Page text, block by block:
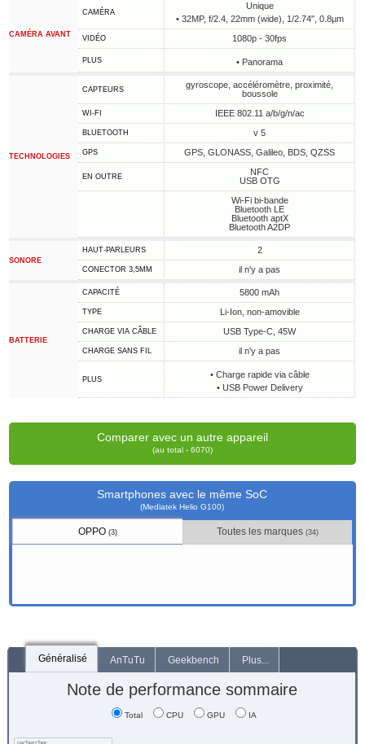
CAMÉRA AVANT
CAMÉRA
Unique
• 32MP, f/2.4, 22mm (wide), 1/2.74", 0.8µm
VIDÉO 1080p - 30fps
PLUS • Panorama
TECHNOLOGIES
CAPTEURS
gyroscope, accéléromètre, proximité,
boussole
WI-FI IEEE 802.11 a/b/g/n/ac
BLUETOOTH v 5
GPS GPS, GLONASS, Galileo, BDS, QZSS
EN OUTRE
NFC
USB OTG
Wi-Fi bi-bande
Bluetooth LE
Bluetooth aptX
Bluetooth A2DP
SONORE
HAUT-PARLEURS 2
CONECTOR 3,5MM il n'y a pas
BATTERIE
CAPACITÉ 5800 mAh
TYPE Li-Ion, non-amovible
CHARGE VIA CÂBLE USB Type-C, 45W
CHARGE SANS FIL il n'y a pas
PLUS
• Charge rapide via câble
• USB Power Delivery
Comparer avec un autre appareil
(au total - 6070)
Smartphones avec le même SoC
(Mediatek Helio G100)
OPPO(3) Toutes les marques(34)
Généralisé AnTuTu Geekbench Plus...
Note de performance sommaire
Total CPU GPU IA